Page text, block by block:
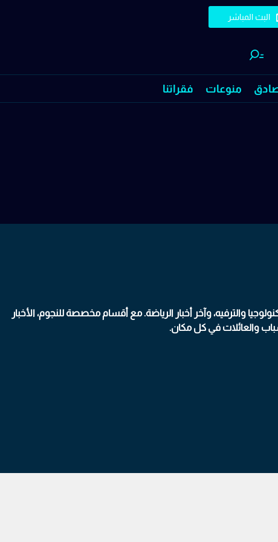
البث المباشر
منوعات فقراتنا
والترفيه، وآخر أخبار الرياضة. مع أقسام مخصصة للنجوم، الأخبار
والعائلات في كل مكان.